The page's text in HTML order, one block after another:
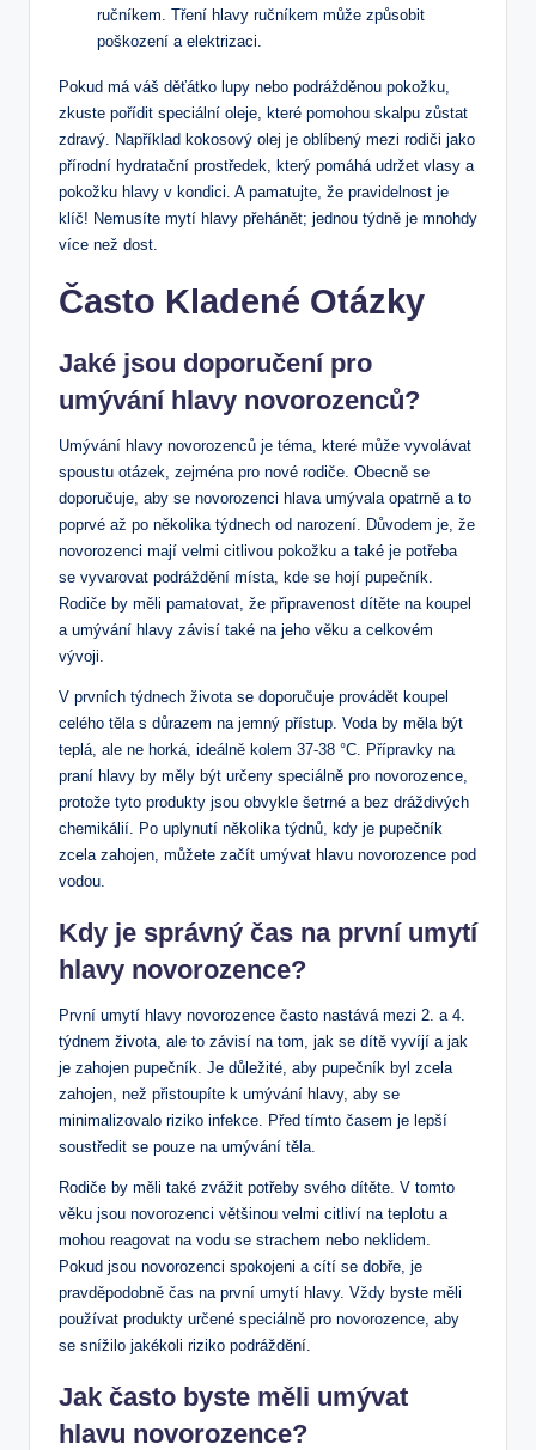
ručníkem. Tření hlavy ručníkem může způsobit
poškození a elektrizaci.
Pokud má váš děťátko lupy nebo podrážděnou pokožku,
zkuste pořídit speciální oleje, které pomohou skalpu zůstat
zdravý. Například kokosový olej je oblíbený mezi rodiči jako
přírodní hydratační prostředek, který pomáhá udržet vlasy a
pokožku hlavy v kondici. A pamatujte, že pravidelnost je
klíč! Nemusíte mytí hlavy přehánět; jednou týdně je mnohdy
více než dost.
Často Kladené Otázky
Jaké jsou doporučení pro
umývání hlavy novorozenců?
Umývání hlavy novorozenců je téma, které může vyvolávat
spoustu otázek, zejména pro nové rodiče. Obecně se
doporučuje, aby se novorozenci hlava umývala opatrně a to
poprvé až po několika týdnech od narození. Důvodem je, že
novorozenci mají velmi citlivou pokožku a také je potřeba
se vyvarovat podráždění místa, kde se hojí pupečník.
Rodiče by měli pamatovat, že připravenost dítěte na koupel
a umývání hlavy závisí také na jeho věku a celkovém
vývoji.
V prvních týdnech života se doporučuje provádět koupel
celého těla s důrazem na jemný přístup. Voda by měla být
teplá, ale ne horká, ideálně kolem 37-38 °C. Přípravky na
praní hlavy by měly být určeny speciálně pro novorozence,
protože tyto produkty jsou obvykle šetrné a bez dráždivých
chemikálií. Po uplynutí několika týdnů, kdy je pupečník
zcela zahojen, můžete začít umývat hlavu novorozence pod
vodou.
Kdy je správný čas na první umytí
hlavy novorozence?
První umytí hlavy novorozence často nastává mezi 2. a 4.
týdnem života, ale to závisí na tom, jak se dítě vyvíjí a jak
je zahojen pupečník. Je důležité, aby pupečník byl zcela
zahojen, než přistoupíte k umývání hlavy, aby se
minimalizovalo riziko infekce. Před tímto časem je lepší
soustředit se pouze na umývání těla.
Rodiče by měli také zvážit potřeby svého dítěte. V tomto
věku jsou novorozenci většinou velmi citliví na teplotu a
mohou reagovat na vodu se strachem nebo neklidem.
Pokud jsou novorozenci spokojeni a cítí se dobře, je
pravděpodobně čas na první umytí hlavy. Vždy byste měli
používat produkty určené speciálně pro novorozence, aby
se snížilo jakékoli riziko podráždění.
Jak často byste měli umývat
hlavu novorozence?